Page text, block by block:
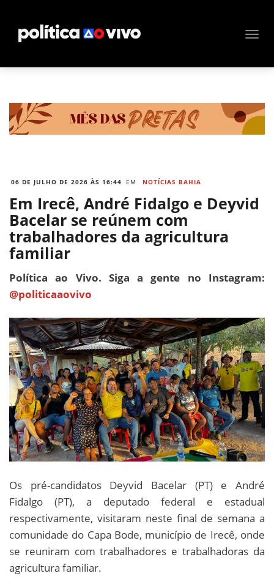
06 DE JULHO DE 2026 ÀS 16:44 EM NOTÍCIAS BAHIA
Em Irecê, André Fidalgo e Deyvid
Bacelar se reúnem com
trabalhadores da agricultura
familiar
Política ao Vivo. Siga a gente no Instagram:
@politicaaovivo
Os pré-candidatos Deyvid Bacelar (PT) e André
Fidalgo (PT), a deputado federal e estadual
respectivamente, visitaram neste final de semana a
comunidade do Capa Bode, município de Irecê, onde
se reuniram com trabalhadores e trabalhadoras da
agricultura familiar.